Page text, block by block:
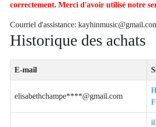
correctement. Merci d'avoir utilisé notre
Courriel d'assistance:
Historique des achats
E-mail
elisabethchampe****@gmail.com
il